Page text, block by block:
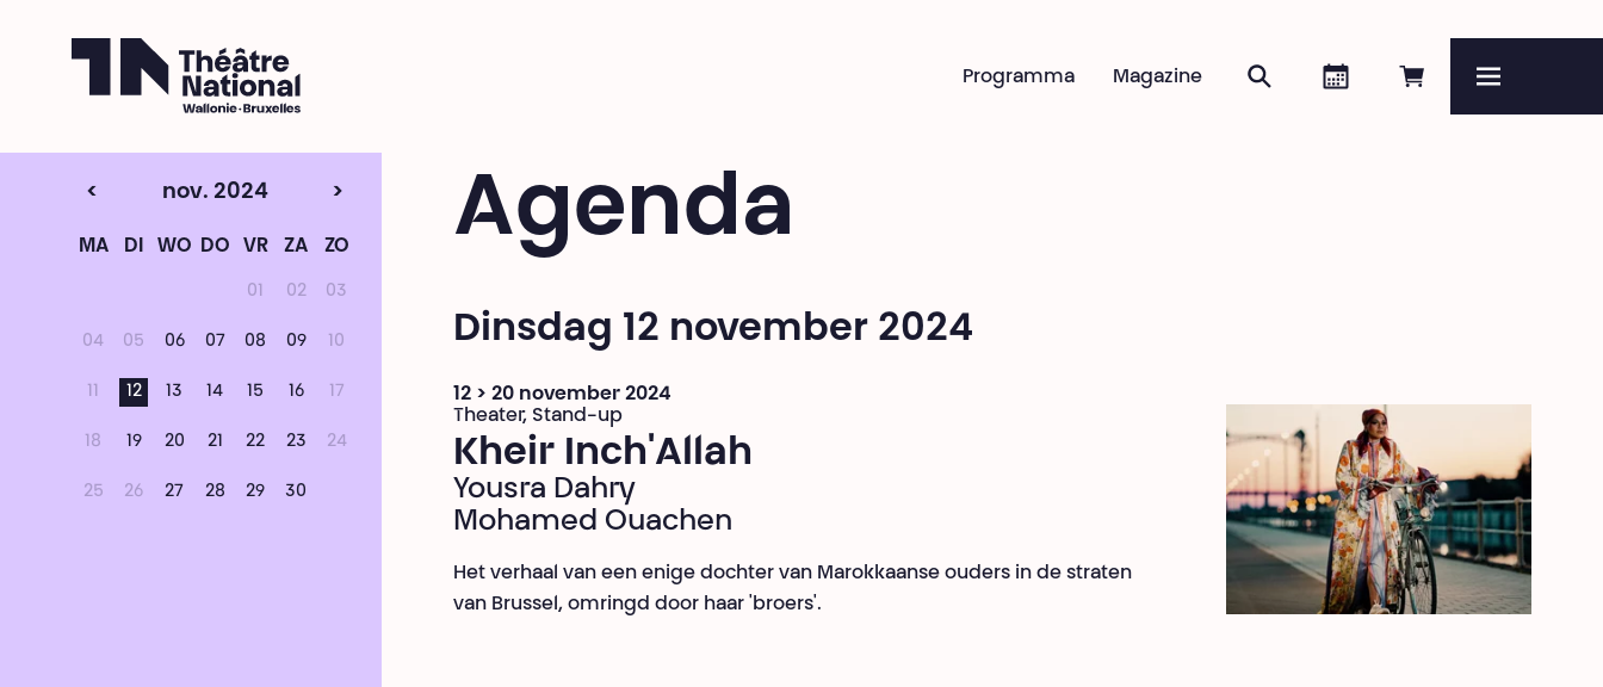
Online reserveren
Agenda
Zoeken
Magazine
Programma
Agenda
< nov. 2024 >
MA DI WO DO VR ZA ZO
01 02 03
04 05 06 07 08 09 10
11 12 13 14 15 16 17
18 19 20 21 22 23 24
25 26 27 28 29 30
Dinsdag 12 november 2024
12 > 20 november 2024
Theater, Stand-up
Kheir Inch'Allah
Yousra Dahry
Mohamed Ouachen
Het verhaal van een enige dochter van Marokkaanse ouders in de straten
van Brussel, omringd door haar 'broers'.